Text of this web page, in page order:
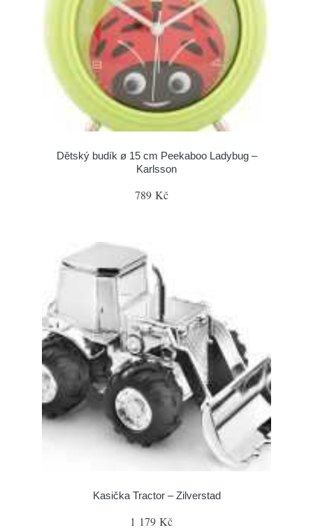
Dětský budík ø 15 cm Peekaboo Ladybug –
Karlsson
789 Kč
Kasička Tractor – Zilverstad
1 179 Kč